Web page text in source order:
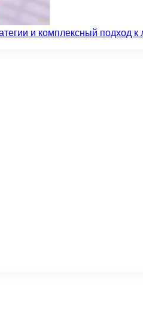
и комплексный подход